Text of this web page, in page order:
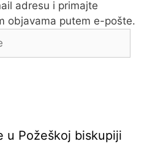
adresu i primajte
objavama putem e-pošte.
u Požeškoj biskupiji